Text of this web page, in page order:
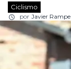
Ciclismo
por Javier Rampe